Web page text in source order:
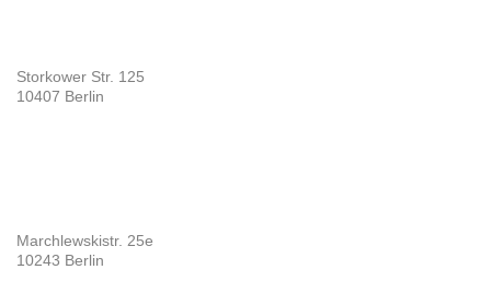
Storkower Str. 125
10407 Berlin
Marchlewskistr. 25e
10243 Berlin